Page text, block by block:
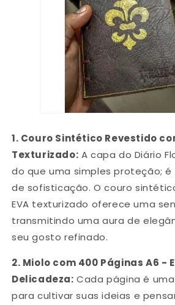
1. Couro Sintético Revestido
Texturizado: A capa do Diário
do que uma simples proteção; é
de sofisticação. O couro
EVA texturizado oferece uma
transmitindo uma aura de
seu gosto refinado.
2. Miolo com 400 Páginas A6 -
Delicadeza: Cada página é
para cultivar suas ideias e